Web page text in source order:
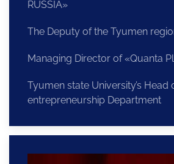
RUSSIA»
The Deputy of the Tyumen
Managing Director of «Quanta
Tyumen state University’s Head
entrepreneurship Department